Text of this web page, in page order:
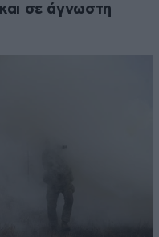
σε άγνωστη